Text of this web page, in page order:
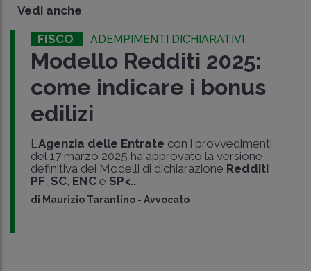
Vedi anche
FISCO ADEMPIMENTI DICHIARATIVI
Modello Redditi 2025:
come indicare i bonus
edilizi
L'Agenzia delle Entrate con i provvedimenti
del 17 marzo 2025 ha approvato la versione
definitiva dei Modelli di dichiarazione Redditi
PF SC, ENC e SP<..
di Maurizio Tarantino - Avvocato